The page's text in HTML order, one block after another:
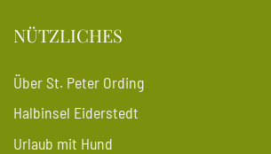
NÜTZLICHES
Über St. Peter Ording
Halbinsel Eiderstedt
Urlaub mit Hund